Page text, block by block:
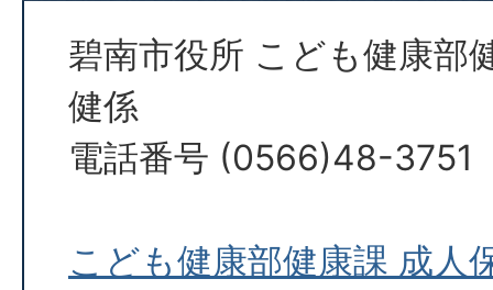
碧南市役所 こども健康部
健係
電話番号 (0566)48-3751
こども健康部健康課 成人